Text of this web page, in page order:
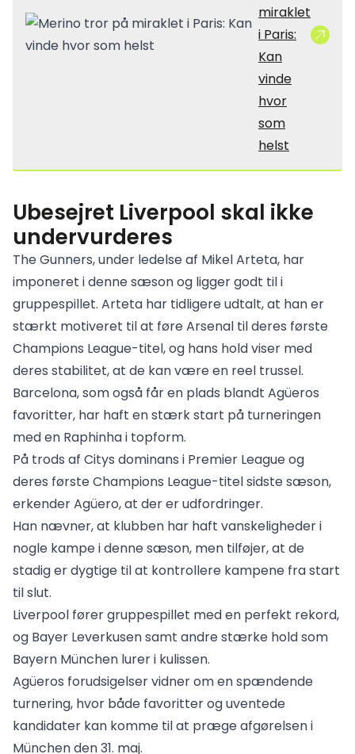
miraklet
i Paris:
Kan
vinde
hvor
som
helst
Ubesejret Liverpool skal ikke
undervurderes
The Gunners, under ledelse af Mikel Arteta, har
imponeret i denne sæson og ligger godt til i
gruppespillet. Arteta har tidligere udtalt, at han er
stærkt motiveret til at føre Arsenal til deres første
Champions League-titel, og hans hold viser med
deres stabilitet, at de kan være en reel trussel.
Barcelona, som også får en plads blandt Agüeros
favoritter, har haft en stærk start på turneringen
med en Raphinha i topform.
På trods af Citys dominans i Premier League og
deres første Champions League-titel sidste sæson,
erkender Agüero, at der er udfordringer.
Han nævner, at klubben har haft vanskeligheder i
nogle kampe i denne sæson, men tilføjer, at de
stadig er dygtige til at kontrollere kampene fra start
til slut.
Liverpool fører gruppespillet med en perfekt rekord,
og Bayer Leverkusen samt andre stærke hold som
Bayern München lurer i kulissen.
Agüeros forudsigelser vidner om en spændende
turnering, hvor både favoritter og uventede
kandidater kan komme til at præge afgørelsen i
München den 31. maj.